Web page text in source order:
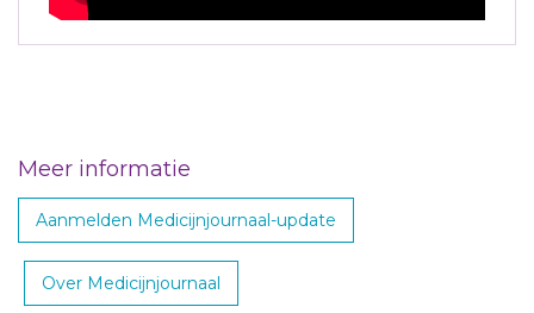
Meer informatie
Aanmelden Medicijnjournaal-update
Over Medicijnjournaal